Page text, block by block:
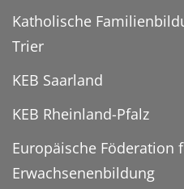
Katholische
Trier
KEB Saarland
KEB Rheinland-Pfalz
Europäische Föderation
Erwachsenenbildung